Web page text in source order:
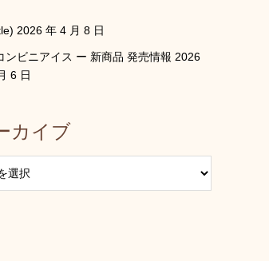
2026 年 4 月 8 日
ンビニアイス ー 新商品 発売情報 2026
6 日
カイブ